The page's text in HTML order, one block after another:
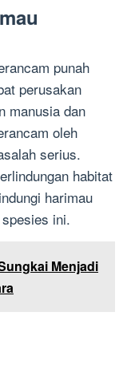
punah
perusakan
manusia dan
oleh
serius.
habitat
harimau
ini.
Menjadi